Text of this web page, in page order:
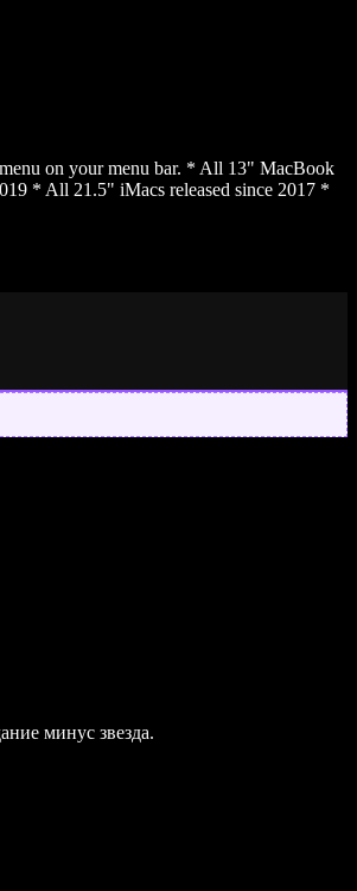
on your menu bar. * All 13" MacBook
* All 21.5" iMacs released since 2017 *
минус звезда.